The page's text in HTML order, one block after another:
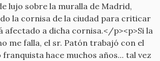
lujo sobre la muralla de Madrid,
la cornisa de la ciudad para criticar
afectado a dicha cornisa.</p><p>Si la
me falla, el sr. Patón trabajó con el
hace muchos años... tal vez